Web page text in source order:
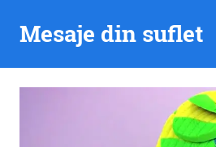
Mesaje din suflet